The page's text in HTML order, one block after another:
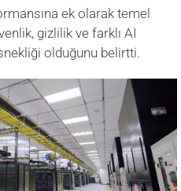
ek olarak temel
gizlilik ve farklı AI
olduğunu belirtti.